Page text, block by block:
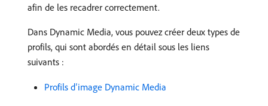
afin de les recadrer correctement.
Dans Dynamic Media, vous pouvez créer deux types de
profils, qui sont abordés en détail sous les liens
suivants :
Profils d’image Dynamic Media